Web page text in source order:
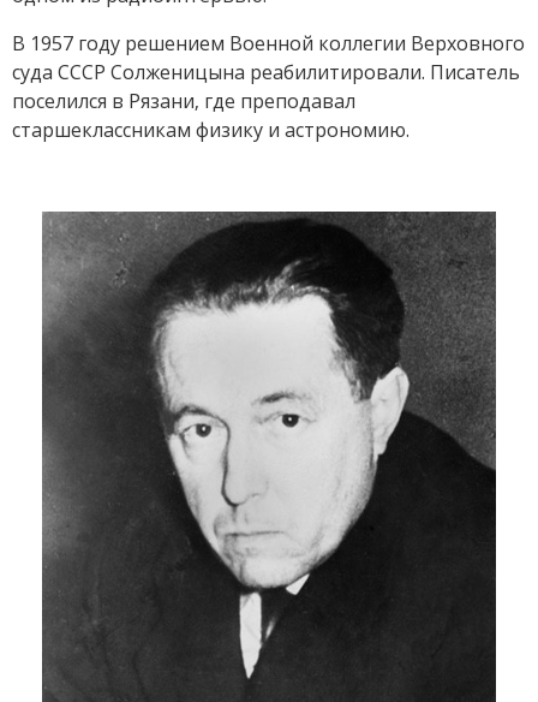
В 1957 году решением Военной коллегии Верховного
суда СССР Солженицына реабилитировали. Писатель
поселился в Рязани, где преподавал
старшеклассникам физику и астрономию.